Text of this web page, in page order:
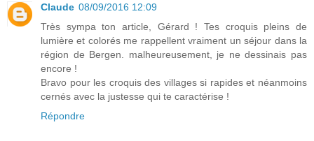
Claude 08/09/2016 12:09
Très sympa ton article, Gérard ! Tes croquis pleins de
lumière et colorés me rappellent vraiment un séjour dans la
région de Bergen. malheureusement, je ne dessinais pas
encore !
Bravo pour les croquis des villages si rapides et néanmoins
cernés avec la justesse qui te caractérise !
Répondre